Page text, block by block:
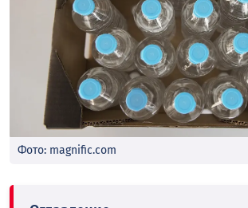
Фото: magnific.com